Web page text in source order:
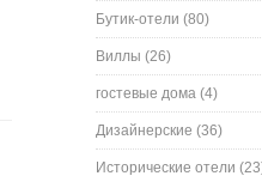
Бутик-отели (80)
Виллы (26)
гостевые дома (4)
Дизайнерские (36)
Исторические отели